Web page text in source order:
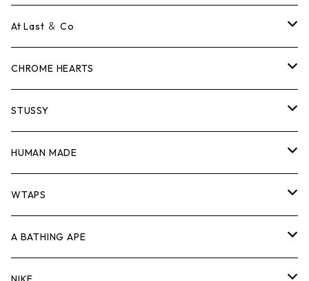
ロンTEE
スウェット/ニット
シャツ
ジャケット
パンツ
キャップ・ハット
バッグ
Tシャツ
ロンTEE
スウェット/ニット
シャツ
ジャケット
パンツ
キャップ・ハット
At Last ＆ Co
Tシャツ
ロンTEE
スウェット/ニット
シャツ
ジャケット
パンツ
CHROME HEARTS
Tシャツ
ロンTEE
スウェット/ニット
シャツ
ジャケット
STUSSY
Tシャツ
ロンTEE
スウェット/ニット
シャツ
HUMAN MADE
Tシャツ
ロンT
スウェット/ニット
WTAPS
Tシャツ
ロンTEE
A BATHING APE
Tシャツ